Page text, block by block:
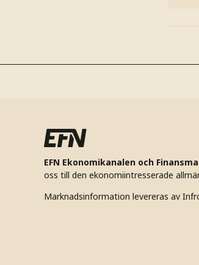
EFN Ekonomikanalen och
oss till den ekonomiintresserade
Marknadsinformation levereras av